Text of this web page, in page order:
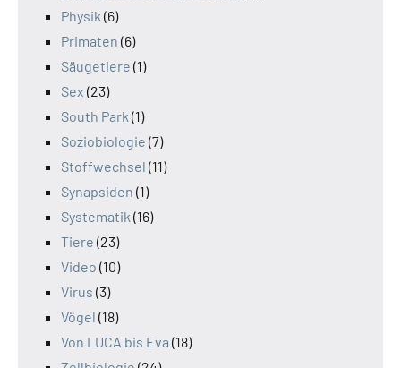
Physik (6)
Primaten (6)
Säugetiere (1)
Sex (23)
South Park (1)
Soziobiologie (7)
Stoffwechsel (11)
Synapsiden (1)
Systematik (16)
Tiere (23)
Video (10)
Virus (3)
Vögel (18)
Von LUCA bis Eva (18)